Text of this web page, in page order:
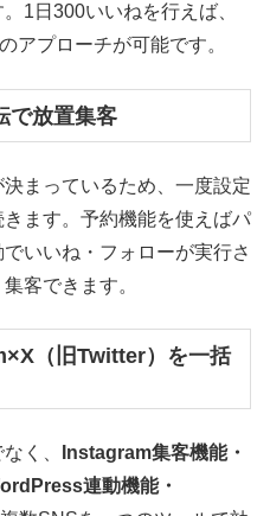
1日300いいねを行えば、
アプローチが可能です。
で放置集客
まっているため、一度設定
ます。予約機能を使えばパ
いいね・フォローが実行さ
客できます。
（旧Twitter）を一括
く、
Instagram集客機能・
連動機能・